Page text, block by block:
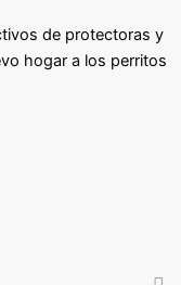
de protectoras y
hogar a los perritos